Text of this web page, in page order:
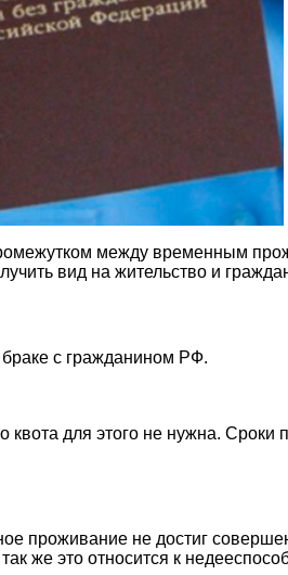
между временным
вид на жительство и
с гражданином РФ.
для этого не нужна.
проживание не достиг
же это относится к